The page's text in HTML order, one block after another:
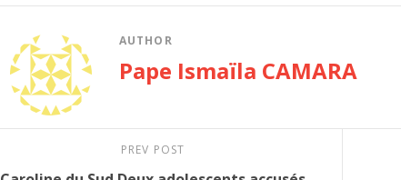
AUTHOR
Pape Ismaïla CAMARA
PREV POST